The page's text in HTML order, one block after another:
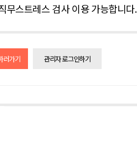
무스트레스 검사 이용 가능합니다.
러가기 관리자 로그인하기